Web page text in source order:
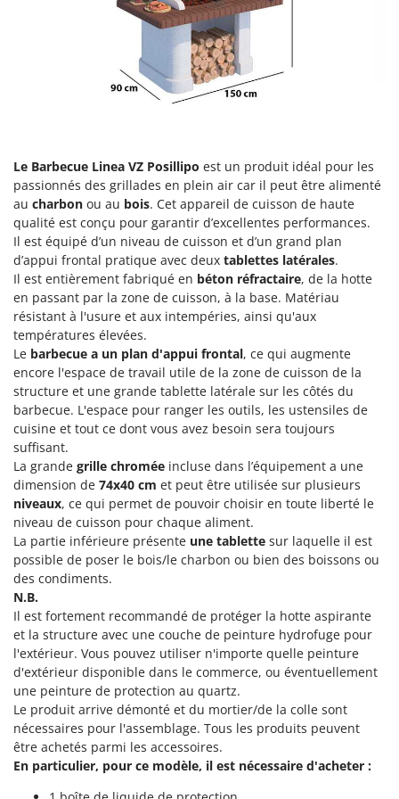
Groupes électrogènes
Gyrobroyeurs à lame pour tracteur
Haches - Cognées et Hachettes
Herses Rotatives
L
Lames à neige
Lames niveleuses pour tracteur
Lave-vitres
Lieuses électriques pour vignes
M
Machines à pâtes
Machines pour la transformation des fruits
Machines sous vide
Motobineuses
Motoculteurs
Motofaucheuses
Motopompes pour irrigation
Moulins à céréales électriques
N
Nettoyeurs et Balais à vapeur
Nettoyeurs haute pression
Nettoyeurs tapis, moquettes et tapisseries
P
Peignes vibreurs et Secoueurs à olives
Pelles rétros pour tracteur
Energy Gruppi
Enotecnica Pillan
Eschenfelder
EuroMech
Eurosystems
F
FAC
Fama Industrie
Famag
Famur
FARMER
FBC
Ferrari Group
Ferroni
Ferrua
FIAC
Fimar
FINI
Fiorentini
Fiskars
Flymo
Fontana Forni
Forest Master
Le Barbecue Linea VZ Posillipo est un produit idéal pour les
passionnés des grillades en plein air car il peut être alimenté
au charbon ou au bois. Cet appareil de cuisson de haute
qualité est conçu pour garantir d’excellentes performances.
Il est équipé d’un niveau de cuisson et d’un grand plan
d’appui frontal pratique avec deux tablettes latérales.
Il est entièrement fabriqué en béton réfractaire, de la hotte
en passant par la zone de cuisson, à la base. Matériau
résistant à l'usure et aux intempéries, ainsi qu'aux
températures élevées.
Le barbecue a un plan d'appui frontal, ce qui augmente
encore l'espace de travail utile de la zone de cuisson de la
structure et une grande tablette latérale sur les côtés du
barbecue. L'espace pour ranger les outils, les ustensiles de
cuisine et tout ce dont vous avez besoin sera toujours
suffisant.
La grande grille chromée incluse dans l’équipement a une
dimension de 74x40 cm et peut être utilisée sur plusieurs
niveaux, ce qui permet de pouvoir choisir en toute liberté le
niveau de cuisson pour chaque aliment.
La partie inférieure présente une tablette sur laquelle il est
possible de poser le bois/le charbon ou bien des boissons ou
des condiments.
N.B.
Il est fortement recommandé de protéger la hotte aspirante
et la structure avec une couche de peinture hydrofuge pour
l'extérieur. Vous pouvez utiliser n'importe quelle peinture
d'extérieur disponible dans le commerce, ou éventuellement
une peinture de protection au quartz.
Le produit arrive démonté et du mortier/de la colle sont
nécessaires pour l'assemblage. Tous les produits peuvent
être achetés parmi les accessoires.
En particulier, pour ce modèle, il est nécessaire d'acheter :